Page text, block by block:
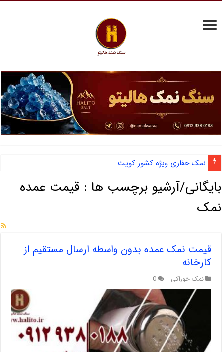
نمک حفاری ویژه کشور کویت
بایگانی/آرشیو برچسب ها : قیمت عمده
نمک
قیمت نمک عمده بدون واسطه ارسال مستقیم از
کارخانه
نمک خوراکی 0